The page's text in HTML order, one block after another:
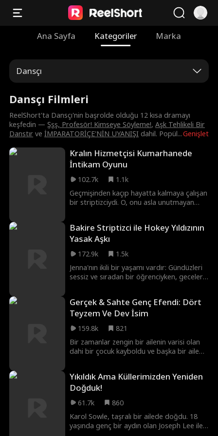
Ana Sayfa Kategoriler Marka
Dansçı
Dansçı Filmleri
Genişlet
ReelShort'ta Dansçı'nin başrolde olduğu 12 kısa dramayı
keşfedin —Şşş, Profesör! Kimseye Söyleme!,Aşk Tehlikeli Bir
Danstır veİMPARATORİÇE'NİN UYANIŞI dahil. Popül...
Kralın Hizmetçisi Kumarhanede
İntikam Oyunu
102.7k
1.1k
Geçmişinden kaçıp hayatta kalmaya çalışan
bir striptizciydi. O, onu asla unutmayan
Bakire Striptizci ile Hokey Yıldızının
Yasak Aşkı
172.9k
1.5k
Jenna'nın ikili bir yaşamı vardır: Gündüzleri
sessiz ve sıradan bir öğrenciyken, geceleri
Okuldaki ukala rakibi ve hokey takımının
yıldızı Casper bir gece kulübe adım
attığında, Jenna'nın dünyaları çarpışır.
Casper okulda sürekli atıştığı kız
olduğundan habersiz, gizemli dansçı
Angel'a anında kapılır. Ancak aralarındaki
Gerçek & Sahte Genç Efendi: Dört
Teyzem Ve Dev İsim
159.8k
821
Bir zamanlar zengin bir ailenin varisi olan
dahi bir çocuk kayboldu ve başka bir aile
her biri kendi alanında efsane olan dört
güçlü teyzesi—bir savaşçıdan bir film
yıldızına, kutsal bir doktordan bir iş dünyası
devine kadar—onu buldu ve sevgiye
boğdu, sahte varisi ortaya çıkardı ve
durumu tersine çevirdi!
Yıkıldık Ama Küllerimizden Yeniden
Doğduk!
61.7k
860
Karol Sowle, taşralı bir ailede doğdu. 18
yaşında genç bir aydın olan Joseph Lee ile